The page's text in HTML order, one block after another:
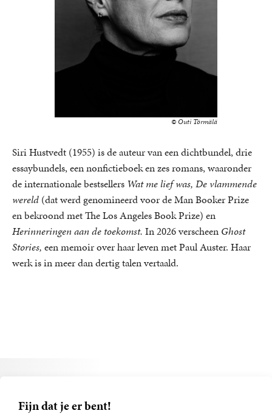
Fijn dat je er bent!
© Outi Törmälä
Siri Hustvedt (1955) is de auteur van een dichtbundel, drie
essaybundels, een nonfictieboek en zes romans, waaronder
de internationale bestsellers Wat me lief was, De vlammende
wereld (dat werd genomineerd voor de Man Booker Prize
en bekroond met The Los Angeles Book Prize) en
Herinneringen aan de toekomst. In 2026 verscheen Ghost
Stories, een memoir over haar leven met Paul Auster. Haar
werk is in meer dan dertig talen vertaald.
Hustvedt